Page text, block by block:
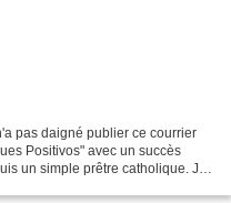
pas daigné publier ce courrier
Positivos" avec un succès
un simple prêtre catholique. Je